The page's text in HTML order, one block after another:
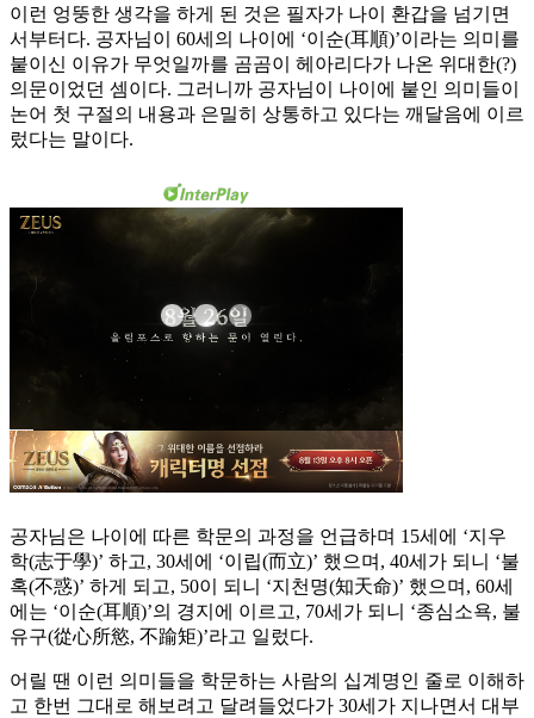
이런 엉뚱한 생각을 하게 된 것은 필자가 나이 환갑을 넘기면
서부터다. 공자님이 60세의 나이에 ‘이순(耳順)’이라는 의미를
붙이신 이유가 무엇일까를 곰곰이 헤아리다가 나온 위대한(?)
의문이었던 셈이다. 그러니까 공자님이 나이에 붙인 의미들이
논어 첫 구절의 내용과 은밀히 상통하고 있다는 깨달음에 이르
렀다는 말이다.
공자님은 나이에 따른 학문의 과정을 언급하며 15세에 ‘지우
학(志于學)’ 하고, 30세에 ‘이립(而立)’ 했으며, 40세가 되니 ‘불
혹(不惑)’ 하게 되고, 50이 되니 ‘지천명(知天命)’ 했으며, 60세
에는 ‘이순(耳順)’의 경지에 이르고, 70세가 되니 ‘종심소욕, 불
유구(從心所慾, 不踰矩)’라고 일렀다.
어릴 땐 이런 의미들을 학문하는 사람의 십계명인 줄로 이해하
고 한번 그대로 해보려고 달려들었다가 30세가 지나면서 대부